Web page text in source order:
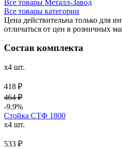
Все товары Металл-Завод
Все товары категории
Цена действительна только для
отличаться от цен в розничных
Состав комплекта
x4 шт.
418 ₽
464 ₽
-9.9%
Стойка СТФ 1800
x4 шт.
533 ₽